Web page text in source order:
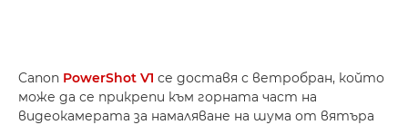
Canon PowerShot V1 се доставя с ветробран, който
може да се прикрепи към горната част на
видеокамерата за намаляване на шума от вятъра